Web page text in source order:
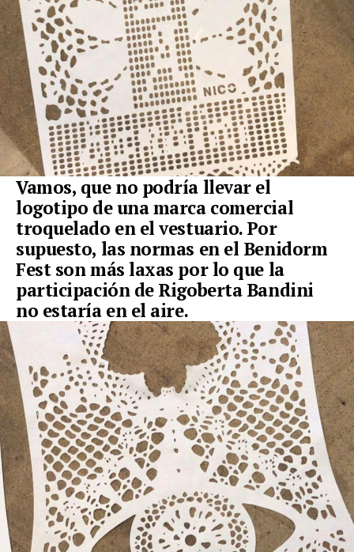
Vamos, que no podría llevar el
logotipo de una marca comercial
troquelado en el vestuario. Por
supuesto, las normas en el Benidorm
Fest son más laxas por lo que la
participación de Rigoberta Bandini
no estaría en el aire.